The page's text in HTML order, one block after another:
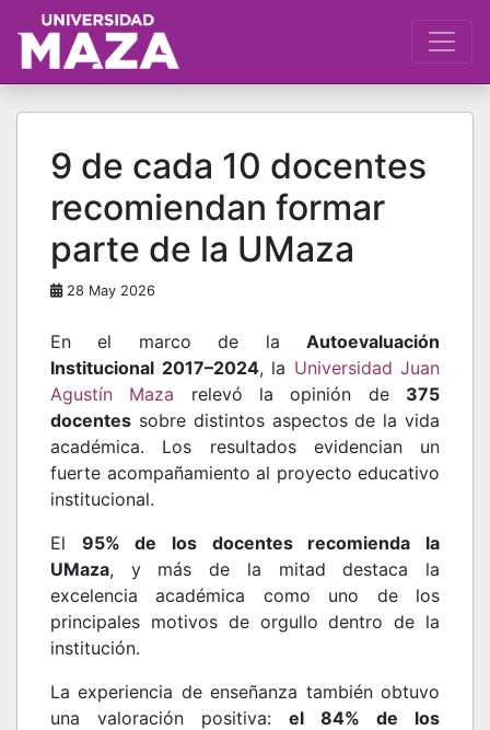
9 de cada 10 docentes
recomiendan formar
parte de la UMaza
28 May 2026
En el marco de la Autoevaluación
Institucional 2017–2024, la Universidad Juan
Agustín Maza relevó la opinión de 375
docentes sobre distintos aspectos de la vida
académica. Los resultados evidencian un
fuerte acompañamiento al proyecto educativo
institucional.
El 95% de los docentes recomienda la
UMaza, y más de la mitad destaca la
excelencia académica como uno de los
principales motivos de orgullo dentro de la
institución.
La experiencia de enseñanza también obtuvo
una valoración positiva: el 84% de los